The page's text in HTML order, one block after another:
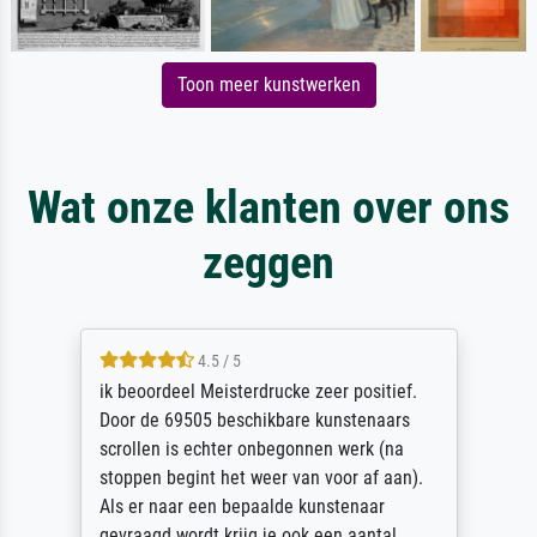
Toon meer kunstwerken
Wat onze klanten over ons
zeggen
4.5 / 5
ik beoordeel Meisterdrucke zeer positief.
Door de 69505 beschikbare kunstenaars
scrollen is echter onbegonnen werk (na
stoppen begint het weer van voor af aan).
Als er naar een bepaalde kunstenaar